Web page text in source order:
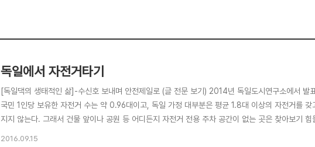
독일에서 자전거타기
[독일댁의 생태적인 삶]-수신호 보내며 안전제일로 (글 전문 보기) 2014년 독일도시연구소에서 발
국민 1인당 보유한 자전거 수는 약 0.96대이고, 독일 가정 대부분은 평균 1.8대 이상의 자전거를
지지 않는다. 그래서 건물 앞이나 공원 등 어디든지 자전거 전용 주차 공간이 없는 곳은 찾아보기
2016.09.15